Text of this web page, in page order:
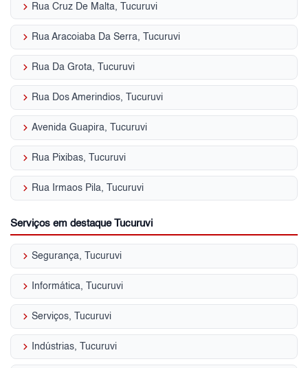
keyboard_arrow_right Rua Cruz De Malta, Tucuruvi
keyboard_arrow_right Rua Aracoiaba Da Serra, Tucuruvi
keyboard_arrow_right Rua Da Grota, Tucuruvi
keyboard_arrow_right Rua Dos Amerindios, Tucuruvi
keyboard_arrow_right Avenida Guapira, Tucuruvi
keyboard_arrow_right Rua Pixibas, Tucuruvi
keyboard_arrow_right Rua Irmaos Pila, Tucuruvi
Serviços em destaque Tucuruvi
keyboard_arrow_right Segurança, Tucuruvi
keyboard_arrow_right Informática, Tucuruvi
keyboard_arrow_right Serviços, Tucuruvi
keyboard_arrow_right Indústrias, Tucuruvi